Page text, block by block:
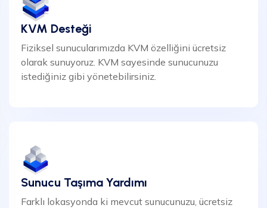
KVM Desteği
Fiziksel sunucularımızda KVM özelliğini ücretsiz
olarak sunuyoruz. KVM sayesinde sunucunuzu
istediğiniz gibi yönetebilirsiniz.
Sunucu Taşıma Yardımı
Farklı lokasyonda ki mevcut sunucunuzu, ücretsiz